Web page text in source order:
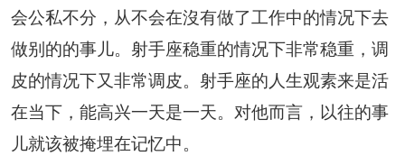
会公私不分，从不会在沒有做了工作中的情况下去
做别的的事儿。射手座稳重的情况下非常稳重，调
皮的情况下又非常调皮。射手座的人生观素来是活
在当下，能高兴一天是一天。对他而言，以往的事
儿就该被掩埋在记忆中。